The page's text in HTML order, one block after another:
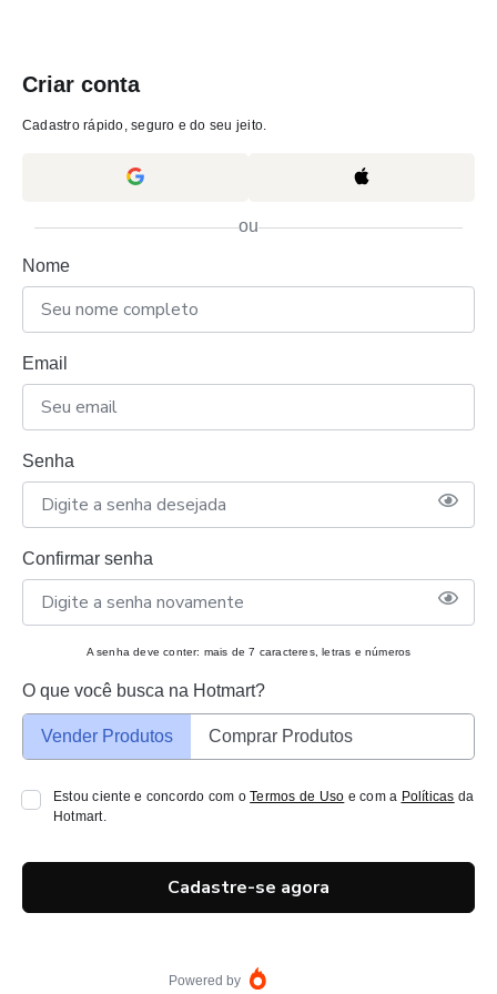
Criar conta
Cadastro rápido, seguro e do seu jeito.
ou
Nome
Email
Senha
Confirmar senha
A senha deve conter: mais de 7 caracteres, letras e números
O que você busca na Hotmart?
Vender Produtos Comprar Produtos
Estou ciente e concordo com oTermos de Uso e com a Políticas da
Hotmart.
Cadastre-se agora
Powered by